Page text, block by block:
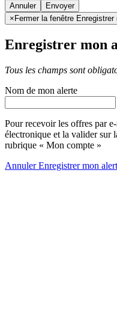
Annuler
× Fermer la fenêtre Enregistrer
Enregistrer mon
Tous les champs sont
Nom de mon alerte
Pour recevoir les offres par
électronique et la valider sur
rubrique « Mon compte »
AnnulerEnregistrer mon